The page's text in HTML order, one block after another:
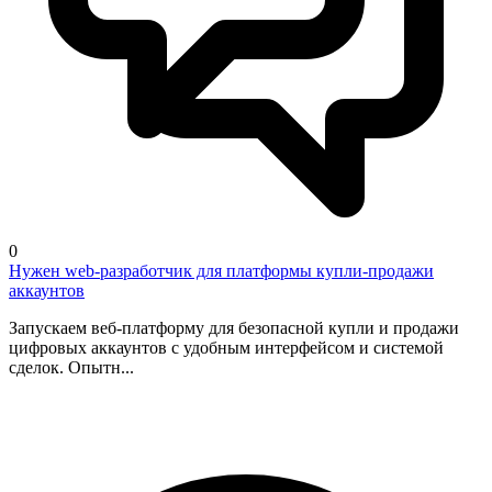
0
Нужен web-разработчик для платформы купли-продажи
аккаунтов
Запускаем веб-платформу для безопасной купли и продажи
цифровых аккаунтов с удобным интерфейсом и системой
сделок. Опытн...